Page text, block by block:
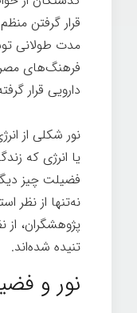
قرار گرفتن
مدت طولانی
فرهنگ‌های
دارویی قرار
نور شکلی از
یا انرژی که
فضیلت چیز
نه‌تنها از نظر
پژوهشگران، از
تنیده شده‌اند.
نور و